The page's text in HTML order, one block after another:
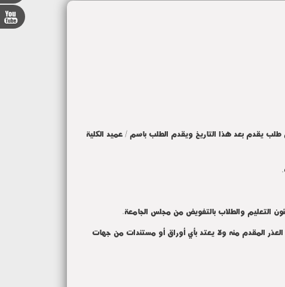
طلب يقدم بعد هذا التاريخ ويقدم الطلب باسم / عميد الكلية
.
.
المقدم منه ولا يعتد بأي أوراق أو مستندات من جهات